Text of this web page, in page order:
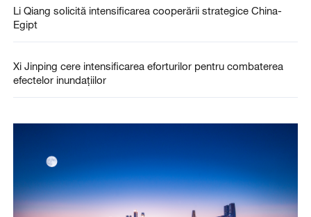
Li Qiang solicită intensificarea cooperării strategice China-
Egipt
Xi Jinping cere intensificarea eforturilor pentru combaterea
efectelor inundațiilor